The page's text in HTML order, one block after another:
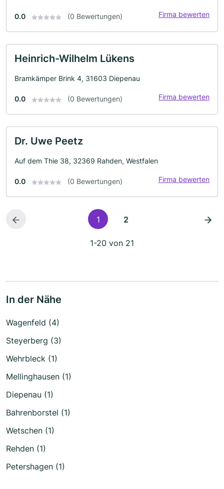
0.0 (0 Bewertungen) Firma bewerten
Heinrich-Wilhelm Lükens
Bramkämper Brink 4, 31603 Diepenau
0.0 (0 Bewertungen) Firma bewerten
Dr. Uwe Peetz
Auf dem Thie 38, 32369 Rahden, Westfalen
0.0 (0 Bewertungen) Firma bewerten
1 2
1-20 von 21
In der Nähe
Wagenfeld (4)
Steyerberg (3)
Wehrbleck (1)
Mellinghausen (1)
Diepenau (1)
Bahrenborstel (1)
Wetschen (1)
Rehden (1)
Petershagen (1)